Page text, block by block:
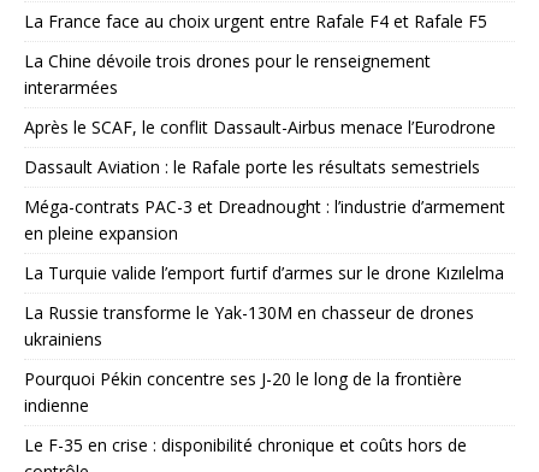
La France face au choix urgent entre Rafale F4 et Rafale F5
La Chine dévoile trois drones pour le renseignement
interarmées
Après le SCAF, le conflit Dassault-Airbus menace l’Eurodrone
Dassault Aviation : le Rafale porte les résultats semestriels
Méga-contrats PAC-3 et Dreadnought : l’industrie d’armement
en pleine expansion
La Turquie valide l’emport furtif d’armes sur le drone Kızılelma
La Russie transforme le Yak-130M en chasseur de drones
ukrainiens
Pourquoi Pékin concentre ses J-20 le long de la frontière
indienne
Le F-35 en crise : disponibilité chronique et coûts hors de